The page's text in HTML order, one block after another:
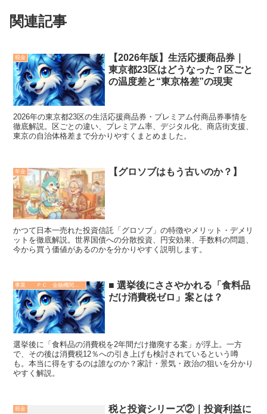
関連記事
税金
【2026年版】生活応援商品券｜
東京都23区はどうなった？区ごと
の温度差と“東京格差”の現実
2026年の東京都23区の生活応援商品券・プレミアム付商品券事情を
徹底解説。区ごとの違い、プレミアム率、デジタル化、商店街支援、
東京の自治体格差まで分かりやすくまとめました。
年金 【グロソブはもう古いのか？】
かつて日本一売れた投資信託「グロソブ」の特徴やメリット・デメリ
ットを徹底解説。世界国債への分散投資、円安効果、手数料の問題、
今から買う価値があるのかを分かりやすく説明します。
事業 ＰＣ 金融機関 その他
■ 選挙後にささやかれる「食料品
だけ消費税ゼロ」案とは？
選挙後に「食料品の消費税を2年間だけ撤廃する案」が浮上。一方
で、その後は消費税12％への引き上げも検討されているという噂
も。本当に得をするのは誰なのか？家計・景気・政治の狙いを分かり
やすく解説。
税金
税と投資シリーズ②｜投資利益に